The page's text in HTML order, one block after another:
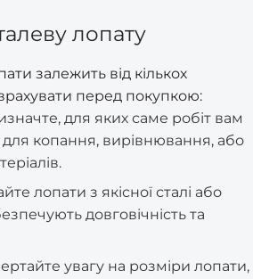
лопату
залежить від кількох
перед покупкою:
для яких саме робіт вам
для копання, вирівнювання, або
лопати з якісної сталі або
довговічність та
увагу на розміри лопати,